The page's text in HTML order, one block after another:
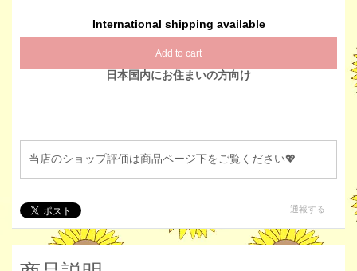
International shipping available
Add to cart
日本国内にお住まいの方向け
当店のショップ評価は商品ページ下をご覧ください💖
通報する